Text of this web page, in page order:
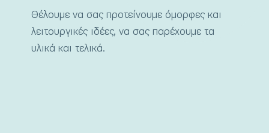
Θέλουμε να σας προτείνουμε όμορφες και
λειτουργικές ιδέες, να σας παρέχουμε τα
υλικά και τελικά.